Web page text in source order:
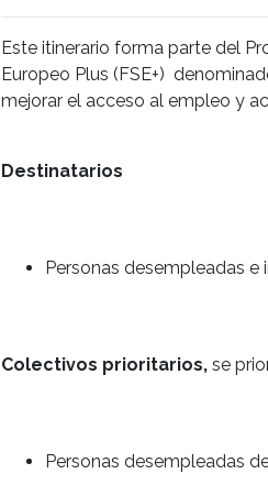
Este itinerario forma parte del
Europeo Plus (FSE+)
mejorar el acceso al empleo y
Destinatarios
Personas desempleadas
Colectivos prioritarios, se
Personas desempleadas